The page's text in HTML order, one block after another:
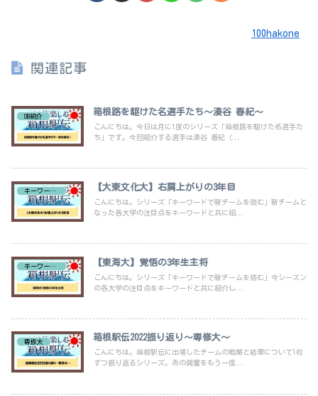
100hakone
関連記事
OB紹介 箱根路を駆けた名選手たち～湊谷 春紀～
こんにちは。今日は月に1度のシリーズ「箱根路を駆けた名選手た
ち」です。今回紹介する選手は湊谷 春紀（...
キーワードで新チーム紹介 【大東文化大】右肩上がりの3年目
こんにちは。シリーズ「キーワードで新チームを読む」新チームと
なった各大学の注目点をキーワードと共に紹...
キーワードで新チーム紹介 【東海大】覚悟の3年生主将
こんにちは。シリーズ「キーワードで新チームを読む」今シーズン
の各大学の注目点をキーワードと共に紹介し...
専修大 箱根駅伝2022振り返り～専修大～
こんにちは。箱根駅伝に出場したチームの戦略と結果について1校
ずつ振り返るシリーズ。あの興奮をもう一度...